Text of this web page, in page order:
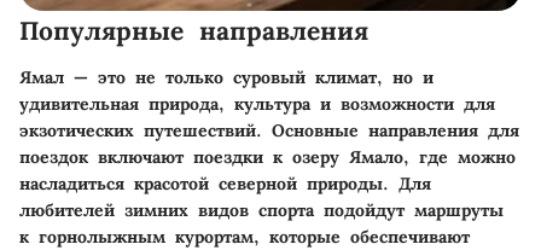
Популярные направления
Ямал — это не только суровый климат, но и
удивительная природа, культура и возможности для
экзотических путешествий. Основные направления для
поездок включают поездки к озеру Ямало, где можно
насладиться красотой северной природы. Для
любителей зимних видов спорта подойдут маршруты
к горнолыжным курортам, которые обеспечивают